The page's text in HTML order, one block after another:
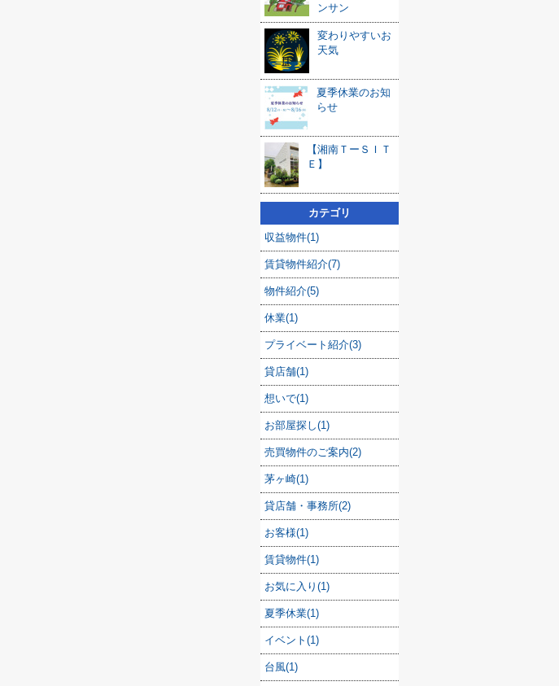
ンサン
変わりやすいお
天気
夏季休業のお知
らせ
【湘南ＴーＳＩＴ
Ｅ】
カテゴリ
収益物件(1)
賃貸物件紹介(7)
物件紹介(5)
休業(1)
プライベート紹介(3)
貸店舗(1)
想いで(1)
お部屋探し(1)
売買物件のご案内(2)
茅ヶ崎(1)
貸店舗・事務所(2)
お客様(1)
賃貸物件(1)
お気に入り(1)
夏季休業(1)
イベント(1)
台風(1)